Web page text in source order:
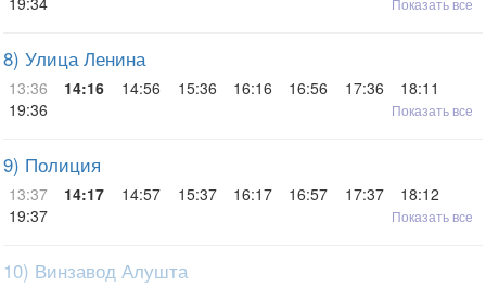
Показать все
8) Улица Ленина
13:36 14:16 14:56 15:36 16:16 16:56 17:36
18:11
19:36
Показать все
9) Полиция
13:37 14:17 14:57 15:37 16:17 16:57 17:37
18:12
19:37
Показать все
10) Винзавод Алушта